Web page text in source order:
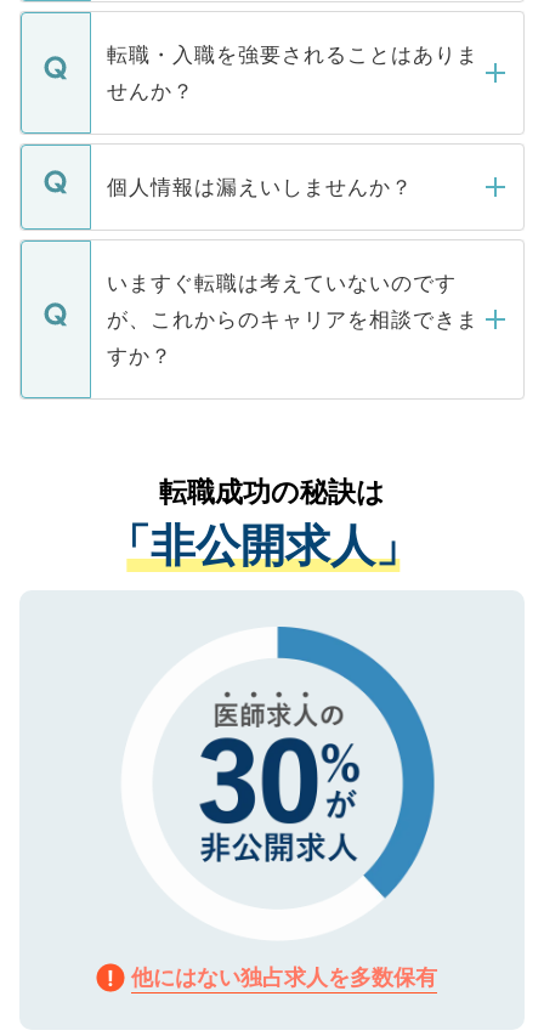
ます。通常、5営業日以内にはご連絡をせて
いただきますので、しばらくお待ちくださ
マイナビDOCTORで取り扱っている求人の
うち約3割は、Webサイトからご覧いただ
けない「非公開求人」です。非公開求人は
下記の理由によって、一般には公開してい
ません。
■応募殺到を避けるため 人気のある医療機
関を公にしてしまうと、応募が殺到する場
に、医療機関が求める条件に合った人材の
みを人材紹介会社に依頼するケースが増え
ています。
転職・入職を強要されることはありま
せんか？
転職・入職を強要することは一切ありませ
ん。また、仮に応募先から内定をいただい
定を承諾する必要はありません。内定先へ
の辞退の連絡はキャリアパートナーが行い
個人情報は漏えいしませんか？
個人情報が漏えいすることはありませんの
で、ご安心ください。当サイトからの登録
などで収集したご登録者様の個人情報は、
ご本人のキャリアアップおよび転職活動の
支援を目的に使用いたします。お預かりし
ているすべての個人データはご本人の許可
は、個人情報の取り扱いについての厳密な
管理基準を満たした事業者のみに付与され
る、プライバシーマークを取得済みです。
で、機密保持に関してもご安心ください。
いますぐ転職は考えていないのです
が、これからのキャリアを相談できま
すか？
かがいして、現在の医療機関の状況や紹介
経験をまじえながら、適切なアドバイスを
させていただきます。すぐにご転職をされ
ない方には、長期的なサポートが可能です
ので、まずはご登録ください。
転職成功の秘訣は
「非公開求人」
他にはない独占求人を多数保有